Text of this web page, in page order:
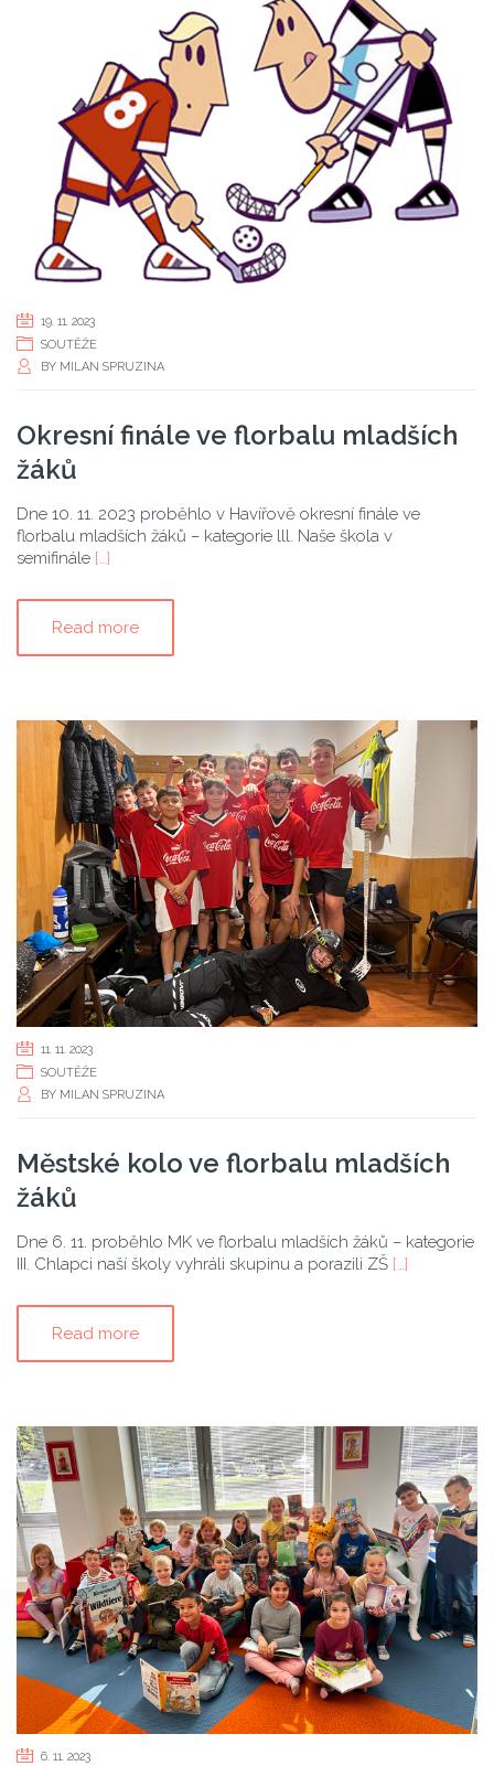
19. 11. 2023
SOUTĚŽE
BY MILAN SPRUZINA
Okresní finále ve florbalu mladších
žáků
Dne 10. 11. 2023 proběhlo v Havířově okresní finále ve
florbalu mladších žáků – kategorie lll. Naše škola v
semifinále […]
Read more
11. 11. 2023
SOUTĚŽE
BY MILAN SPRUZINA
Městské kolo ve florbalu mladších
žáků
Dne 6. 11. proběhlo MK ve florbalu mladších žáků – kategorie
III. Chlapci naší školy vyhráli skupinu a porazili ZŠ […]
Read more
6. 11. 2023